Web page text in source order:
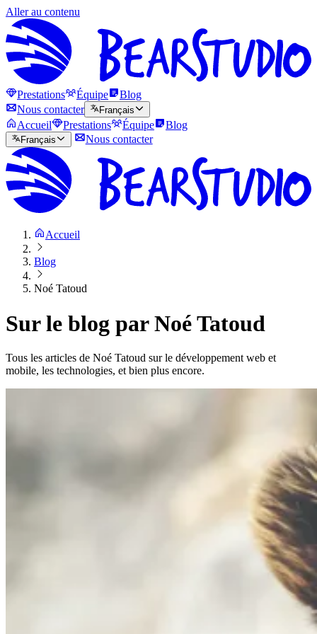
Aller au contenu
Prestations Équipe
Blog
Nous contacter
Français
Accueil Prestations Équipe Blog
Français Nous contacter
Accueil
Blog
Noé Tatoud
Sur le blog par Noé Tatoud
Tous les articles de Noé Tatoud sur le développement web et
mobile, les technologies, et bien plus encore.